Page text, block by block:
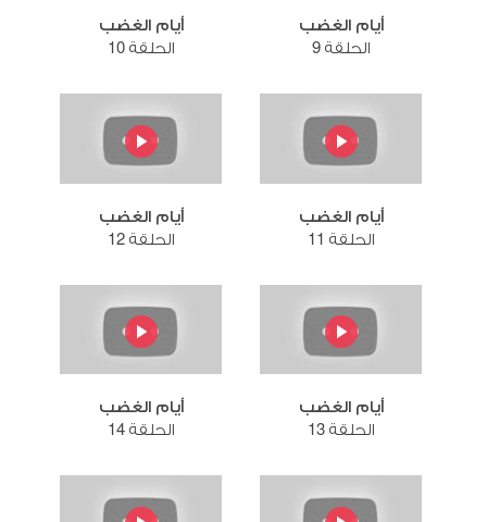
أيام الغضب
الحلقة 9
أيام الغضب
الحلقة 10
أيام الغضب
الحلقة 11
أيام الغضب
الحلقة 12
أيام الغضب
الحلقة 13
أيام الغضب
الحلقة 14